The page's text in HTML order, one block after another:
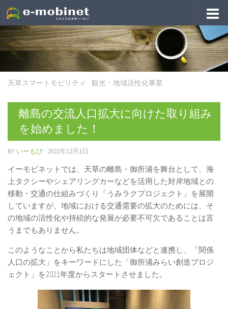
天草スマートモビリティ 観光・地域活性化事業
離島の交流人口拡大に向けた取り組み
を始めました！
BY いーもび · 2021年12月1日
イーモビネットでは、天草の離島・御所浦を舞台として、海
上タクシーやシェアリングカーなどを活用した対岸地域との
移動・交通の仕組みづくり「うみラクプロジェクト」を展開
していますが、地域における交通需要の拡大のためには、そ
の地域の活性化や持続的な発展が必要不可欠であることは言
うまでもありません。
このようなことから私たちは地域団体などと連携し、「関係
人口の拡大」をキーワードにした「御所浦みらい創造プロジ
ェクト」を2021年度からスタートさせました。